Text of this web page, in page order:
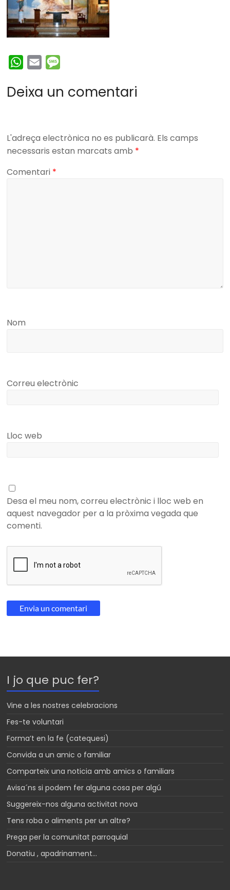
W
a
A
p
a
s
g
e
Deixa un comentari
L'adreça electrònica no es publicarà. Els camps
necessaris estan marcats amb *
Comentari *
Nom
Correu electrònic
Lloc web
Desa el meu nom, correu electrònic i lloc web en
aquest navegador per a la pròxima vegada que
comenti.
I jo que puc fer?
Vine a les nostres celebracions
Fes-te voluntari
Forma’t en la fe (catequesi)
Convida a un amic o familiar
Comparteix una noticia amb amics o familiars
Avisa´ns si podem fer alguna cosa per algú
Suggereix-nos alguna activitat nova
Tens roba o aliments per un altre?
Prega per la comunitat parroquial
Donatiu , apadrinament…